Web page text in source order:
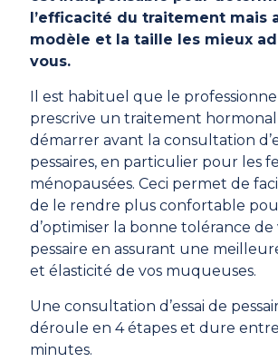
l’efficacité du traitement mais
modèle et la taille les mieux
vous.
Il est habituel que le
prescrive un traitement hormonal
démarrer avant la consultation
pessaires, en particulier pour les
ménopausées. Ceci permet de
de le rendre plus confortable
d’optimiser la bonne tolérance
pessaire en assurant une
et élasticité de vos muqueuses.
Une consultation d’essai de
déroule en 4 étapes et dure entre
minutes.